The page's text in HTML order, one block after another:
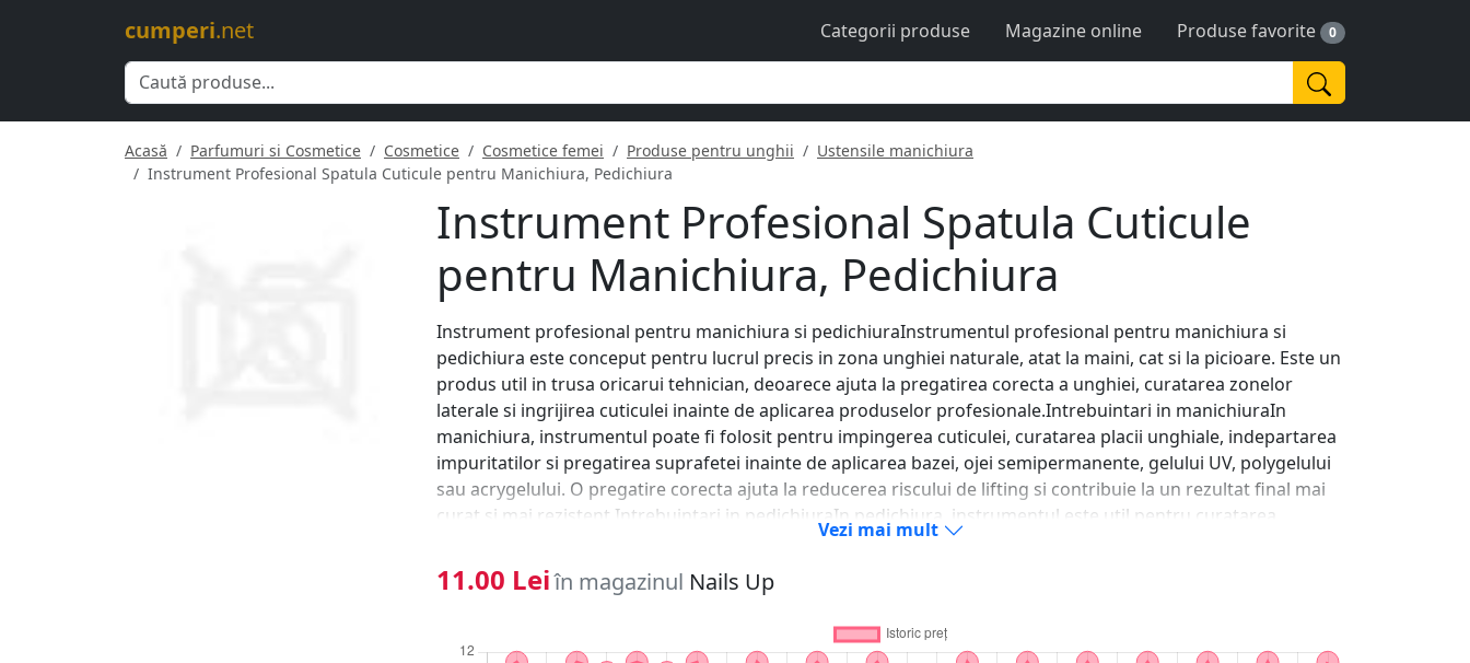
cumperi.net Categorii produse Magazine online Produse favorite 0
Acasă Parfumuri si Cosmetice Cosmetice Cosmetice femei Produse pentru unghii
Ustensile manichiura
Instrument Profesional Spatula Cuticule pentru Manichiura, Pedichiura
Instrument Profesional Spatula Cuticule
pentru Manichiura, Pedichiura
Instrument profesional pentru manichiura si pedichiuraInstrumentul profesional pentru manichiura si
pedichiura este conceput pentru lucrul precis in zona unghiei naturale, atat la maini, cat si la picioare. Este un
produs util in trusa oricarui tehnician, deoarece ajuta la pregatirea corecta a unghiei, curatarea zonelor
laterale si ingrijirea cuticulei inainte de aplicarea produselor profesionale.Intrebuintari in manichiuraIn
manichiura, instrumentul poate fi folosit pentru impingerea cuticulei, curatarea placii unghiale, indepartarea
impuritatilor si pregatirea suprafetei inainte de aplicarea bazei, ojei semipermanente, gelului UV, polygelului
sau acrygelului. O pregatire corecta ajuta la reducerea riscului de lifting si contribuie la un rezultat final mai
curat si mai rezistent.Intrebuintari in pedichiuraIn pedichiura, instrumentul este util pentru curatarea
marginilor unghiei, indepartarea delicata a impuritatilor si lucrul in zonele care necesita mai multa precizie.
Pedichiura necesita atentie suplimentara, deoarece unghiile de la picioare pot fi mai sensibile, iar zonele
laterale trebuie lucrate cu grija pentru a evita disconfortul.Avantajele instrumentelor cu doua
capeteInstrumentele cu doua capete sunt apreciate in salon deoarece permit mai multe tipuri de miscari si
intrebuintari cu un singur produs. In functie de forma capetelor, pot fi folosite pentru ridicare, curatare,
Vezi mai mult
11.00 Leiîn magazinul Nails Up